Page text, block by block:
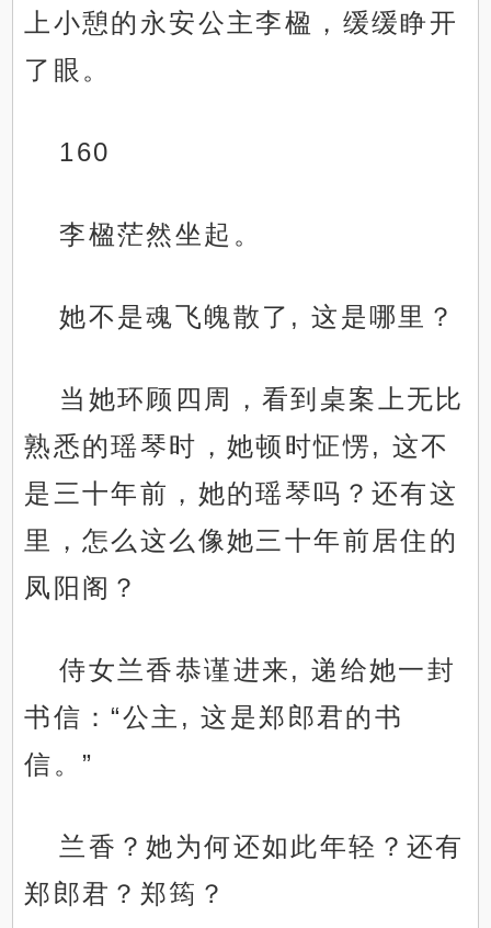
上小憩的永安公主李楹，缓缓睁开
了眼。
160
李楹茫然坐起。
她不是魂飞魄散了, 这是哪里？
当她环顾四周，看到桌案上无比
熟悉的瑶琴时，她顿时怔愣, 这不
是三十年前，她的瑶琴吗？还有这
里，怎么这么像她三十年前居住的
凤阳阁？
侍女兰香恭谨进来, 递给她一封
书信：“公主, 这是郑郎君的书
信。”
兰香？她为何还如此年轻？还有
郑郎君？郑筠？